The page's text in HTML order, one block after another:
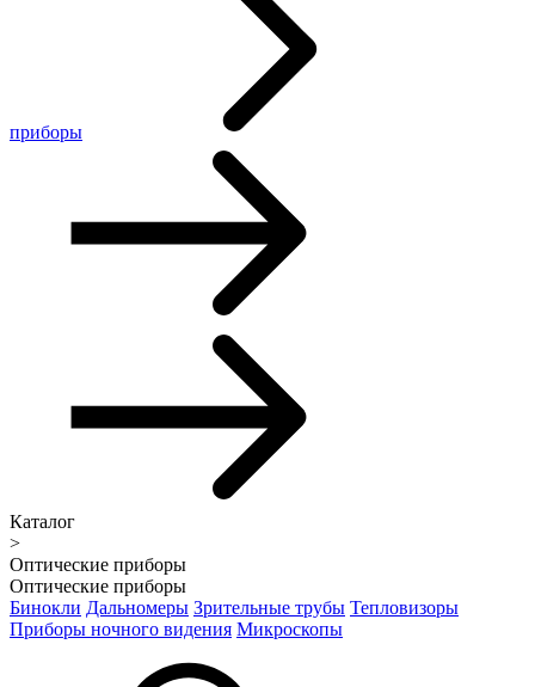
приборы
Каталог
>
Оптические приборы
Оптические приборы
Бинокли Дальномеры Зрительные трубы Тепловизоры
Приборы ночного видения Микроскопы